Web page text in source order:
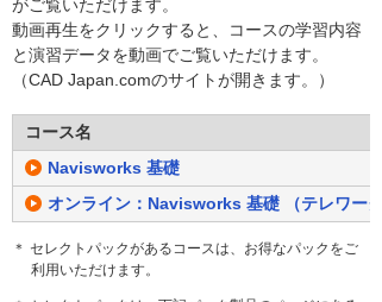
がご覧いただけます。
動画再生をクリックすると、コースの学習内容
と演習データを動画でご覧いただけます。
（CAD Japan.comのサイトが開きます。）
コース名
Navisworks 基礎
オンライン：Navisworks 基礎 （テレワーク
＊ セレクトパックがあるコースは、お得なパックをご
利用いただけます。